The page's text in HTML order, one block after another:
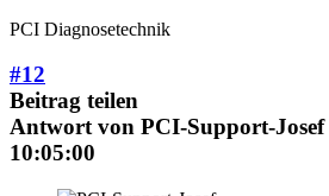
PCI Diagnosetechnik
#12
Beitrag teilen
Antwort von PCI-Support-Josef
10:05:00